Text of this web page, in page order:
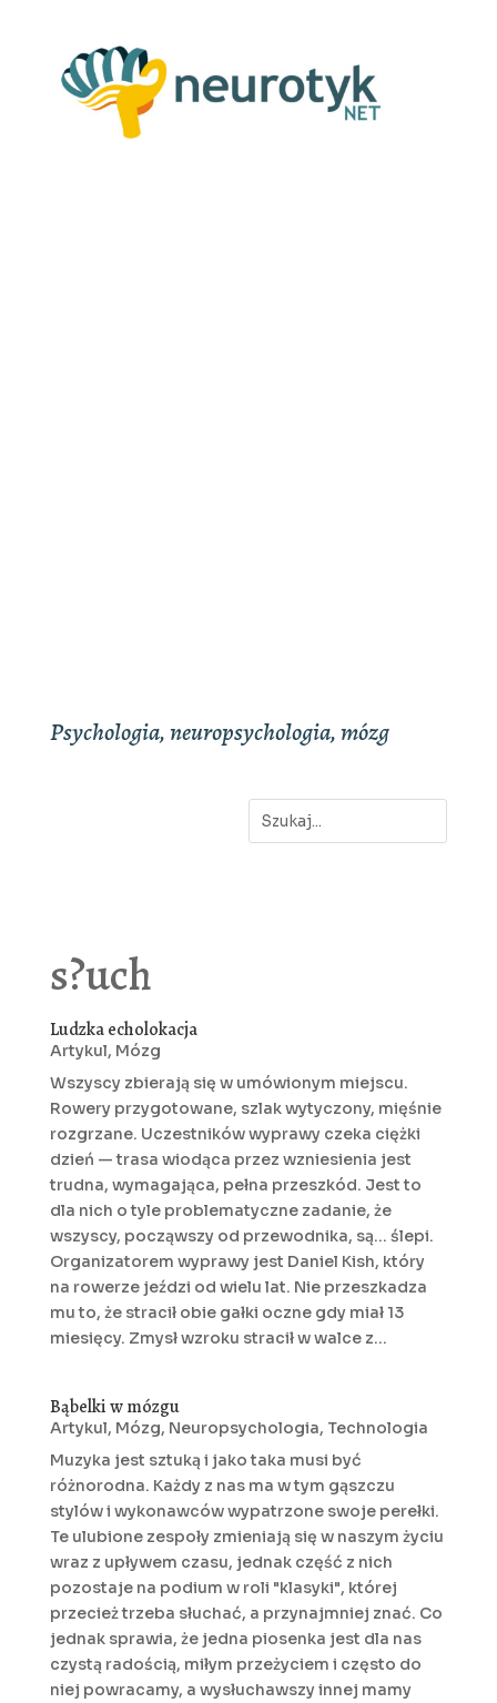
Psychologia, neuropsychologia, mózg
s?uch
Ludzka echolokacja
Artykul, Mózg
Wszyscy zbierają się w umówionym miejscu.
Rowery przygotowane, szlak wytyczony, mięśnie
rozgrzane. Uczestników wyprawy czeka ciężki
dzień — trasa wiodąca przez wzniesienia jest
trudna, wymagająca, pełna przeszkód. Jest to
dla nich o tyle problematyczne zadanie, że
wszyscy, począwszy od przewodnika, są... ślepi.
Organizatorem wyprawy jest Daniel Kish, który
na rowerze jeździ od wielu lat. Nie przeszkadza
mu to, że stracił obie gałki oczne gdy miał 13
miesięcy. Zmysł wzroku stracił w walce z...
Bąbelki w mózgu
Artykul, Mózg, Neuropsychologia, Technologia
Muzyka jest sztuką i jako taka musi być
różnorodna. Każdy z nas ma w tym gąszczu
stylów i wykonawców wypatrzone swoje perełki.
Te ulubione zespoły zmieniają się w naszym życiu
wraz z upływem czasu, jednak część z nich
pozostaje na podium w roli "klasyki", której
przecież trzeba słuchać, a przynajmniej znać. Co
jednak sprawia, że jedna piosenka jest dla nas
czystą radością, miłym przeżyciem i często do
niej powracamy, a wysłuchawszy innej mamy